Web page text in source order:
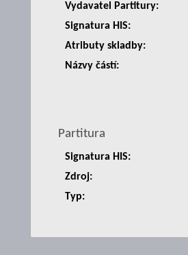
Vydavatel Partitury:
Signatura HIS:
Atributy skladby:
Názvy částí:
Partitura
Signatura HIS:
Zdroj:
Typ: